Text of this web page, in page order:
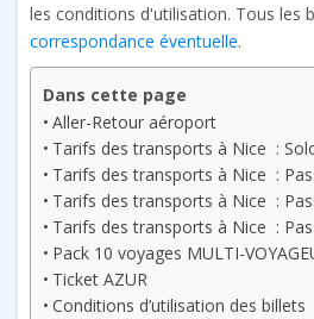
les conditions d'utilisation. Tous les
correspondance éventuelle.
Dans cette page
Aller-Retour aéroport
Tarifs des transports à Nice :
Tarifs des transports à Nice :
Tarifs des transports à Nice :
Tarifs des transports à Nice :
Pack 10 voyages MULTI-
Ticket AZUR
Conditions d’utilisation des billets